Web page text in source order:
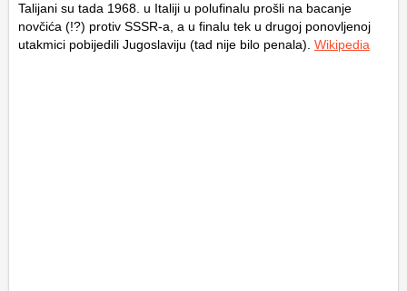
Talijani su tada 1968. u Italiji u polufinalu prošli na bacanje
novčića (!?) protiv SSSR-a, a u finalu tek u drugoj ponovljenoj
utakmici pobijedili Jugoslaviju (tad nije bilo penala). Wikipedia